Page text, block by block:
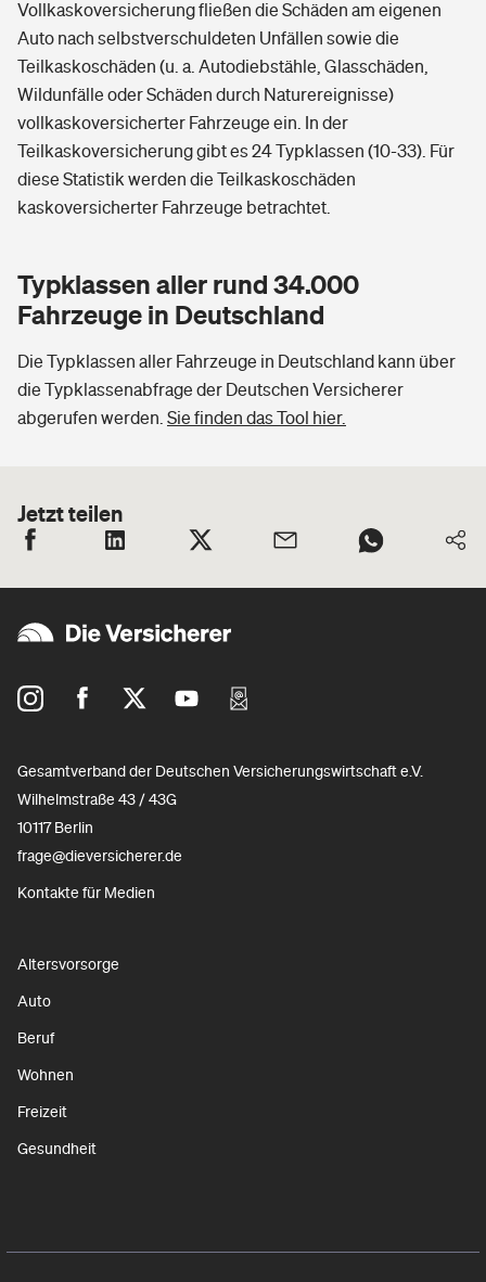
Vollkaskoversicherung fließen die Schäden am eigenen
Auto nach selbstverschuldeten Unfällen sowie die
Teilkaskoschäden (u. a. Autodiebstähle, Glasschäden,
Wildunfälle oder Schäden durch Naturereignisse)
vollkaskoversicherter Fahrzeuge ein. In der
Teilkaskoversicherung gibt es 24 Typklassen (10-33). Für
diese Statistik werden die Teilkaskoschäden
kaskoversicherter Fahrzeuge betrachtet.
Typklassen aller rund 34.000
Fahrzeuge in Deutschland
Die Typklassen aller Fahrzeuge in Deutschland kann über
die Typklassenabfrage der Deutschen Versicherer
abgerufen werden. Sie finden das Tool hier.
Jetzt teilen
Gesamtverband der Deutschen Versicherungswirtschaft e.V.
Wilhelmstraße 43 / 43G
10117 Berlin
frage@dieversicherer.de
Kontakte für Medien
Altersvorsorge
Auto
Beruf
Wohnen
Freizeit
Gesundheit